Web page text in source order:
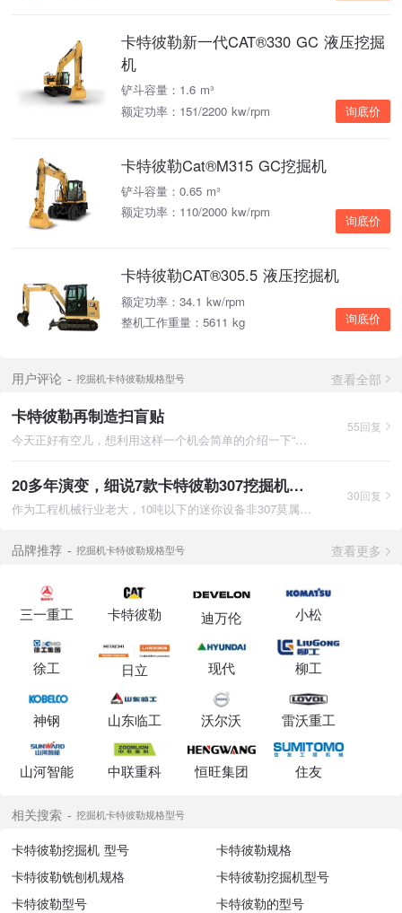
卡特彼勒新一代CAT®330 GC 液压挖掘
机
铲斗容量：1.6 m³
额定功率：151/2200 kw/rpm
询底价
卡特彼勒Cat®M315 GC挖掘机
铲斗容量：0.65 m³
额定功率：110/2000 kw/rpm
询底价
卡特彼勒CAT®305.5 液压挖掘机
额定功率：34.1 kw/rpm
整机工作重量：5611 kg
询底价
用户评论 挖掘机卡特彼勒规格型号 查看全部
卡特彼勒再制造扫盲贴
今天正好有空儿，想利用这样一个机会简单的介绍一下“再制造“，这
55回复
20多年演变，细说7款卡特彼勒307挖掘机！！
作为工程机械行业老大，10吨以下的迷你设备非307莫属。现一前一
30回复
品牌推荐 挖掘机卡特彼勒规格型号 查看更多
三一重工 卡特彼勒 迪万伦 小松
徐工 日立 现代 柳工
神钢 山东临工 沃尔沃 雷沃重工
山河智能 中联重科 恒旺集团 住友
相关搜索 挖掘机卡特彼勒规格型号
卡特彼勒挖掘机 型号
卡特彼勒规格
卡特彼勒铣刨机规格
卡特彼勒挖掘机型号
卡特彼勒型号
卡特彼勒的型号